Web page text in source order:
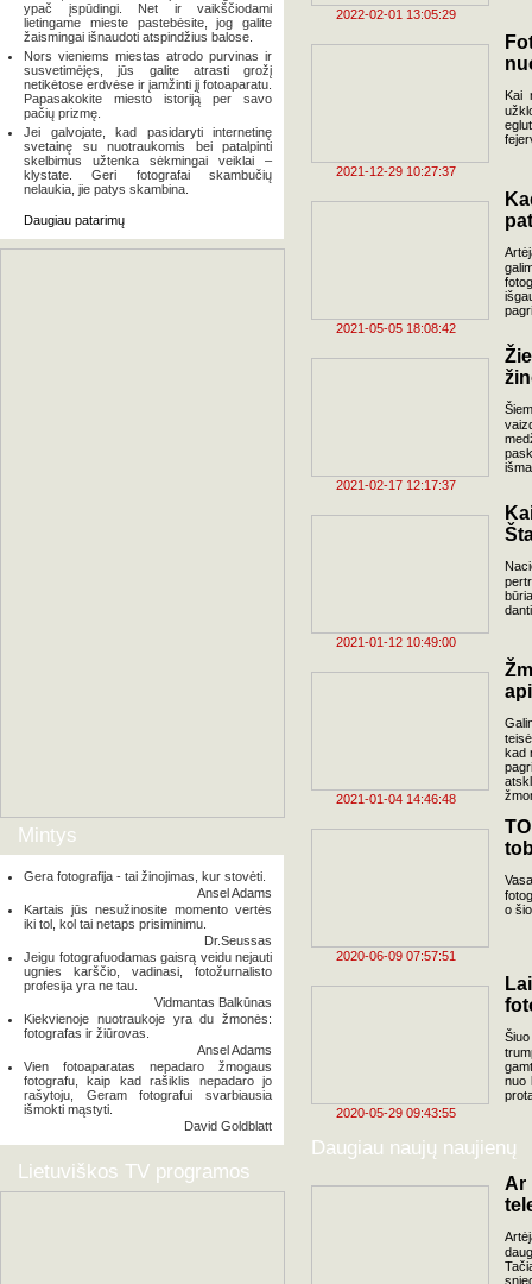
ypač įspūdingi. Net ir vaikščiodami
lietingame mieste pastebėsite, jog galite
žaismingai išnaudoti atspindžius balose.
Nors vieniems miestas atrodo purvinas ir
susvetimėjęs, jūs galite atrasti grožį
netikėtose erdvėse ir įamžinti jį fotoaparatu.
Papasakokite miesto istoriją per savo
pačių prizmę.
Jei galvojate, kad pasidaryti internetinę
svetainę su nuotraukomis bei patalpinti
skelbimus užtenka sėkmingai veiklai –
klystate. Geri fotografai skambučių
nelaukia, jie patys skambina.
Daugiau patarimų
Mintys
Gera fotografija - tai žinojimas, kur stovėti.
Ansel Adams
Kartais jūs nesužinosite momento vertės
iki tol, kol tai netaps prisiminimu.
Dr.Seussas
Jeigu fotografuodamas gaisrą veidu nejauti
ugnies karščio, vadinasi, fotožurnalisto
profesija yra ne tau.
Vidmantas Balkūnas
Kiekvienoje nuotraukoje yra du žmonės:
fotografas ir žiūrovas.
Ansel Adams
Vien fotoaparatas nepadaro žmogaus
fotografu, kaip kad rašiklis nepadaro jo
rašytoju, Geram fotografui svarbiausia
išmokti mąstyti.
David Goldblatt
Lietuviškos TV programos
2022-02-01 13:05:29
2021-12-29 10:27:37
Kai
2021-05-05 18:08:42
2021-02-17 12:17:37
2021-01-12 10:49:00
2021-01-04 14:46:48
kad
2020-06-09 07:57:51
o
2020-05-29 09:43:55
nuo
Daugiau naujų naujienų
Ar